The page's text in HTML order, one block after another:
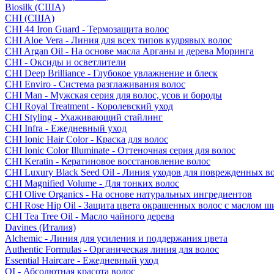
Biosilk (США)
CHI (США)
CHI 44 Iron Guard - Термозащита волос
CHI Aloe Vera - Линия для всех типов кудрявых волос
CHI Argan Oil - На основе масла Арганы и дерева Моринга
CHI - Оксиды и осветлители
CHI Deep Brilliance - Глубокое увлажнение и блеск
CHI Enviro - Система разглаживания волос
CHI Man - Мужская серия для волос, усов и бороды
CHI Royal Treatment - Королевский уход
CHI Styling - Ухаживающий стайлинг
CHI Infra - Ежедневный уход
CHI Ionic Hair Color - Краска для волос
CHI Ionic Color Illuminate - Оттеночная серия для волос
CHI Keratin - Кератиновое восстановление волос
CHI Luxury Black Seed Oil - Линия уходов для поврежденных
CHI Magnified Volume - Для тонких волос
CHI Olive Organics - На основе натуральных ингредиентов
CHI Rose Hip Oil - Защита цвета окрашенных волос с маслом
CHI Tea Tree Oil - Масло чайного дерева
Davines (Италия)
Alchemic - Линия для усиления и поддержания цвета
Authentic Formulas - Органическая линия для волос
Essential Haircare - Eжедневный уход
OI - Абсолютная красота волос